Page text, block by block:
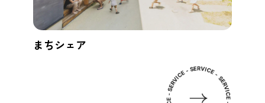
まちシェア